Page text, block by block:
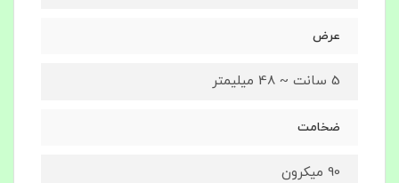
عرض
5 سانت ~ 48 میلیمتر
ضخامت
90 میکرون